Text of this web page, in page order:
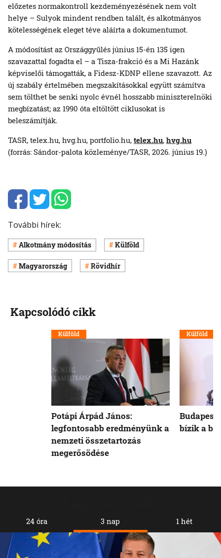
előzetes normakontroll kezdeményezésének nem volt
helye – Sulyok mindent rendben talált, és alkotmányos
kötelességének eleget téve aláírta a dokumentumot.
A módosítást az Országgyűlés június 15-én 135 igen
szavazattal fogadta el – a Tisza-frakció és a Mi Hazánk
képviselői támogatták, a Fidesz-KDNP ellene szavazott. Az
új szabály értelmében megszakításokkal együtt számítva
sem tölthet be senki nyolc évnél hosszabb miniszterelnöki
megbízatást; az 1990 óta eltöltött ciklusokat is
beleszámítják.
TASR, telex.hu, hvg.hu, portfolio.hu, telex.hu, hvg.hu
(forrás: Sándor-palota közleménye/TASR, 2026. június 19.)
További hírek:
Alkotmány módosítás Külföld
Magyarország Rövidhír
24 óra 3 nap 1 hét
Kapcsolódó cikk
Külföld
Potápi Árpád János:
legfontosabb eredményünk a
nemzeti összetartozás
megerősödése
Külföld
Budapest
bízik a